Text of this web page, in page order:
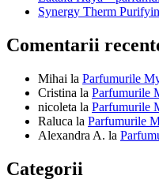
Synergy Therm
Comentarii
Mihai la Parfumurile
Cristina la Parfumurile
nicoleta la Parfumurile
Raluca la Parfumurile
Alexandra A. la
Categorii